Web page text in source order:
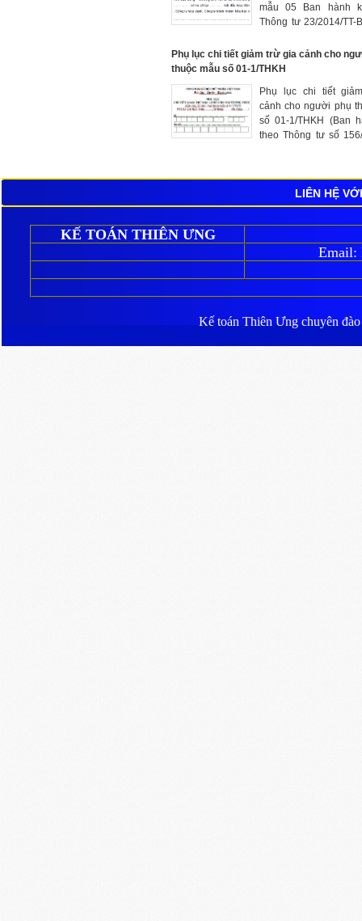
mẫu 05 Ban hành
Thông tư 23/2014/TT-
và Xã hội
Phụ lục chi tiết giảm trừ gia cảnh cho
thuộc mẫu số 01-1/THKH
Phụ lục chi tiết
cảnh cho người phụ
số 01-1/THKH (Ban
theo Thông tư số
LIÊN HỆ
KẾ TOÁN THIÊN ƯNG
Email:
Kế toán Thiên Ưng chuyên